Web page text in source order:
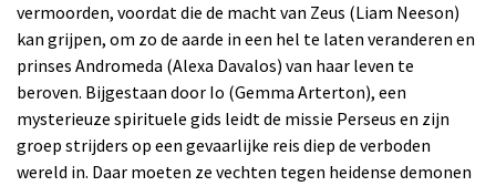
vermoorden, voordat die de macht van Zeus (Liam Neeson)
kan grijpen, om zo de aarde in een hel te laten veranderen en
prinses Andromeda (Alexa Davalos) van haar leven te
beroven. Bijgestaan door Io (Gemma Arterton), een
mysterieuze spirituele gids leidt de missie Perseus en zijn
groep strijders op een gevaarlijke reis diep de verboden
wereld in. Daar moeten ze vechten tegen heidense demonen